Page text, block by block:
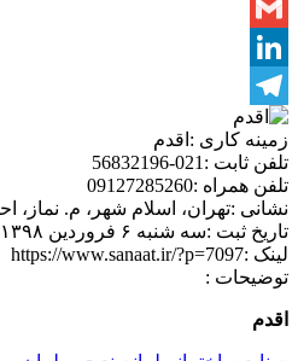
Twitter
Gmail
LinkedIn
Telegram
زمینه کاری : اقدم
تلفن ثابت :021-56832196
تلفن همراه :09127285260
نشانی :تهران، اسلام شهر، م. نماز،
تاریخ ثبت :سه شنبه ۶ فروردین ۱۳۹۸
لینک :https://www.sanaat.ir/?p=7097
توضیحات :
اقدم